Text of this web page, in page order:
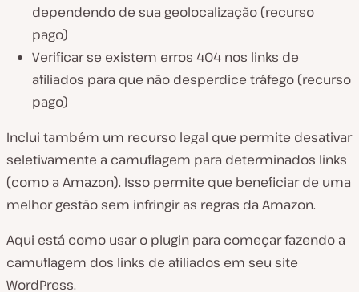
dependendo de sua geolocalização (recurso
pago)
Verificar se existem erros 404 nos links de
afiliados para que não desperdice tráfego (recurso
pago)
Inclui também um recurso legal que permite desativar
seletivamente a camuflagem para determinados links
(como a Amazon). Isso permite que beneficiar de uma
melhor gestão sem infringir as regras da Amazon.
Aqui está como usar o plugin para começar fazendo a
camuflagem dos links de afiliados em seu site
WordPress.